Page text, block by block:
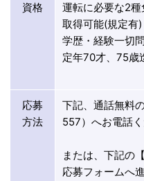
資格
運転に必要な2
取得可能(規定有)
学歴・経験一切
定年70才、75歳
応募
方法
下記、通話無料
557）へお電話く
または、下記の
応募フォームへ